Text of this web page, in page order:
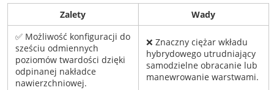
Zalety
Wady
✅ Możliwość konfiguracji do
sześciu odmiennych
poziomów twardości dzięki
odpinanej nakładce
nawierzchniowej.
❌ Znaczny ciężar wkładu
hybrydowego utrudniający
samodzielne obracanie lub
manewrowanie warstwami.